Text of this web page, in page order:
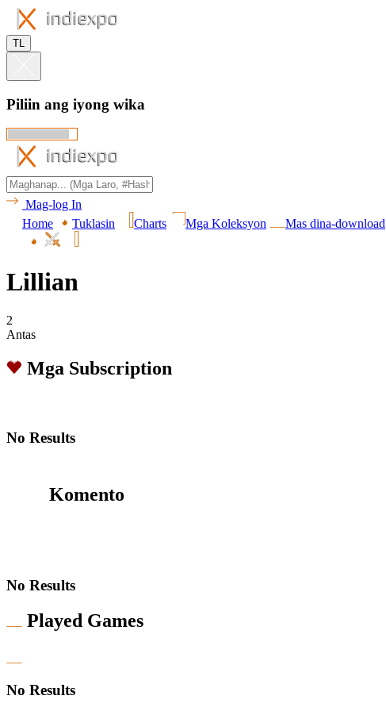
TL
Piliin ang iyong wika
Mag-log In
Home
Tuklasin Charts Mga Koleksyon Mas dina-download
Lillian
2
Antas
Mga Subscription
No Results
Komento
No Results
Played Games
No Results